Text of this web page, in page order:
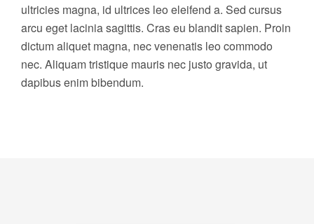
ultricies magna, id ultrices leo eleifend a. Sed cursus
arcu eget lacinia sagittis. Cras eu blandit sapien. Proin
dictum aliquet magna, nec venenatis leo commodo
nec. Aliquam tristique mauris nec justo gravida, ut
dapibus enim bibendum.